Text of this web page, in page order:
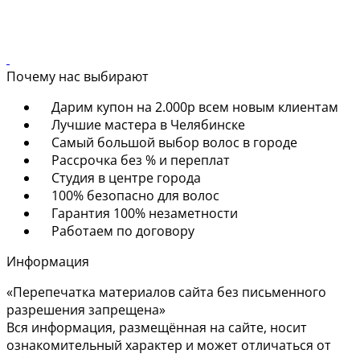
Почему нас выбирают
Дарим купон на 2.000р всем новым клиентам
Лучшие мастера в Челябинске
Самый большой выбор волос в городе
Рассрочка без % и переплат
Студия в центре города
100% безопасно для волос
Гарантия 100% незаметности
Работаем по договору
Информация
«Перепечатка материалов сайта без письменного
разрешения запрещена»
Вся информация, размещённая на сайте, носит
ознакомительный характер и может отличаться от